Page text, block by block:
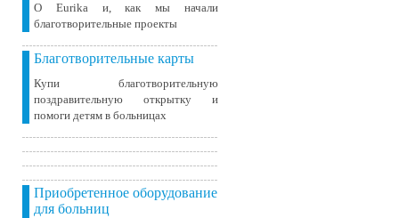
О Eurika и, как мы начали
благотворительные проекты
Благотворительные карты
Купи благотворительную
поздравительную открытку и
помоги детям в больницах
Приобретенное оборудование
для больниц